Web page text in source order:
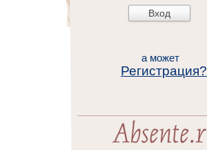
а может
Регистрация?